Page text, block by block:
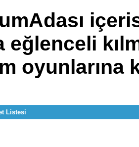
eğlenceli
oyunlarına
Listesi